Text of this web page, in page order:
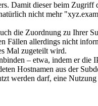
Damit dieser beim
nicht mehr
die Zuordnung zu Ihrer
allerdings nicht
Mal zugeteilt wird.
– etwa, indem er die
Hostnamen aus der
werden darf, eine